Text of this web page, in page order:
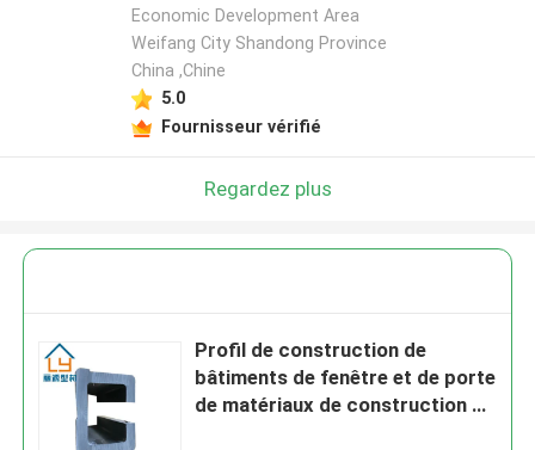
Economic Development Area
Weifang City Shandong Province
China ,Chine
5.0
Fournisseur vérifié
Regardez plus
Profil de construction de
bâtiments de fenêtre et de porte
de matériaux de construction de